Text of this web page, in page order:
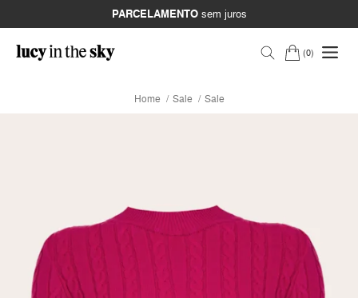
PARCELAMENTOsem juros
0
Home Sale Sale